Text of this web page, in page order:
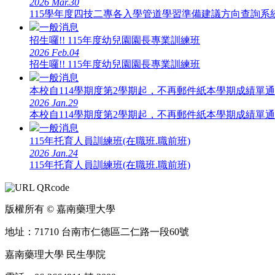
115學年度四技二專各入學管道學習準備建議方向查詢系
一般消息
招生囉!! 115年度幼兒園園長專業訓練班
2026 Feb.04
招生囉!! 115年度幼兒園園長專業訓練班
一般消息
本校自114學期度第2學期起，不再郵件紙本學期成績單
2026 Jan.29
本校自114學期度第2學期起，不再郵件紙本學期成績單
一般消息
115年托育人員訓練班(在職班.職前班)
2026 Jan.24
115年托育人員訓練班(在職班.職前班)
版權所有 © 嘉南藥理大學
地址：71710 台南市仁德區二仁路一段60號
嘉南藥理大學 民生學院